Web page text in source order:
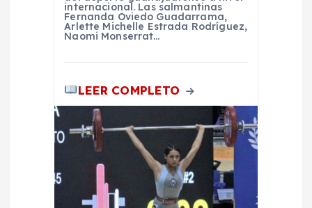
internacional. Las salmantinas
Fernanda Oviedo Guadarrama,
Arlette Michelle Estrada Rodríguez,
Naomi Monserrat…
LEER COMPLETO